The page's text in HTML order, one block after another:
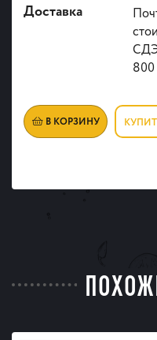
Доставка
800
В КОРЗИНУ